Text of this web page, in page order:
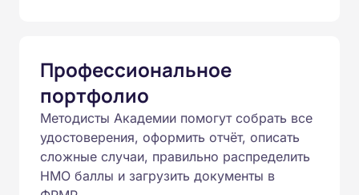
Профессиональное
портфолио
Методисты Академии помогут собрать все
удостоверения, оформить отчёт, описать
сложные случаи, правильно распределить
НМО баллы и загрузить документы в